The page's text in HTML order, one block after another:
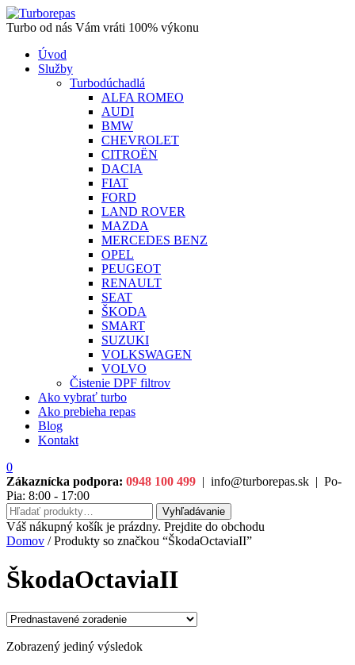
Turbo od nás Vám vráti 100% výkonu
Úvod
Služby
Turbodúchadlá
ALFA ROMEO
AUDI
BMW
CHEVROLET
CITROËN
DACIA
FIAT
FORD
LAND ROVER
MAZDA
MERCEDES BENZ
OPEL
PEUGEOT
RENAULT
SEAT
ŠKODA
SMART
SUZUKI
VOLKSWAGEN
VOLVO
Čistenie DPF filtrov
Ako vybrať turbo
Ako prebieha repas
Blog
Kontakt
0
Zákaznícka podpora: 0948 100 499 | info@turborepas.sk | Po-
Pia: 8:00 - 17:00
Hľadať:
Vyhľadávanie
Váš nákupný košík je prázdny. Prejdite do obchodu
Domov / Produkty so značkou “ŠkodaOctaviaII”
ŠkodaOctaviaII
Zobrazený jediný výsledok